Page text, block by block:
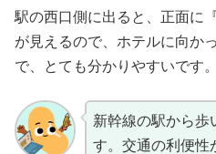
駅の西口側に出ると、正面に
が見えるので、ホテルに向か
で、とても分かりやすいです。
新幹線の駅から歩
す。交通の利便性